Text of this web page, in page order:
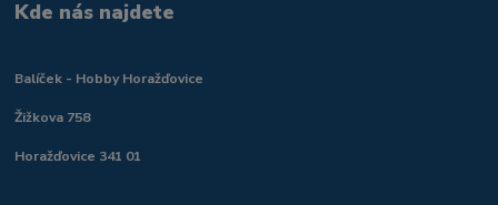
Kde nás najdete
Balíček - Hobby Horažďovice
Žižkova 758
Horažďovice 341 01